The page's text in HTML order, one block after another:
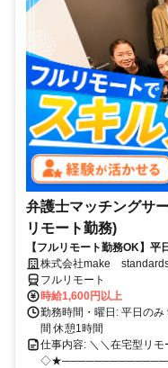
弁護士マッチングサ
リモート勤務)
【フルリモート勤務OK】
ルが身につく営業職
株式会社make
フルリモート
時給1,600円以上
勤務時間・曜日: 平日の
間 休憩1時間
仕事内容: ＼＼在宅型リモ